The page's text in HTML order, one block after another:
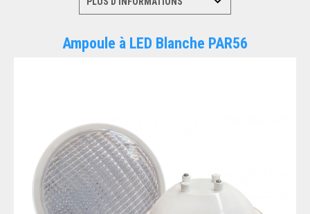
Ampoule à LED Blanche PAR56